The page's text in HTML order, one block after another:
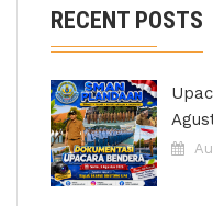
RECENT POSTS